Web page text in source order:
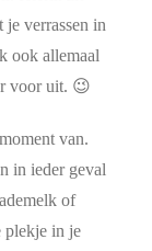
je verrassen in
ook allemaal
voor uit. 😉
van.
in ieder geval
of
plekje in je